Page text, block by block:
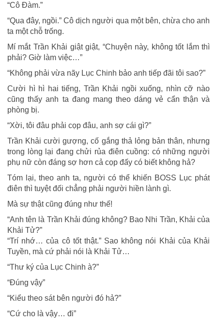
“Cô Đàm.”
“Qua đây, ngồi.” Cô dịch người qua một bên, chừa cho anh
ta một chỗ trống.
Mí mắt Trần Khải giật giật, “Chuyện này, không tốt lắm thì
phải? Giờ làm việc…”
“Không phải vừa nãy Lục Chinh bảo anh tiếp đãi tôi sao?”
Cười hì hì hai tiếng, Trần Khải ngồi xuống, nhìn cỡ nào
cũng thấy anh ta đang mang theo dáng vẻ cẩn thận và
phòng bị.
“Xời, tôi đâu phải cọp đâu, anh sợ cái gì?”
Trần Khải cười gượng, cố gắng thả lỏng bản thân, nhưng
trong lòng lại đang chửi rủa điên cuồng: có những người
phụ nữ còn đáng sợ hơn cả cọp đấy có biết không hả?
Tóm lại, theo anh ta, người có thể khiến BOSS Lục phát
điên thì tuyệt đối chẳng phải người hiền lành gì.
Mà sự thật cũng đúng như thế!
“Anh tên là Trần Khải đúng không? Bao Nhi Trần, Khải của
Khải Tử?”
“Trí nhớ… của cô tốt thật.” Sao không nói Khải của Khải
Tuyền, mà cứ phải nói là Khải Tử…
“Thư ký của Lục Chinh à?”
“Đúng vậy”
“Kiểu theo sát bên người đó hả?”
“Cứ cho là vậy… đi”